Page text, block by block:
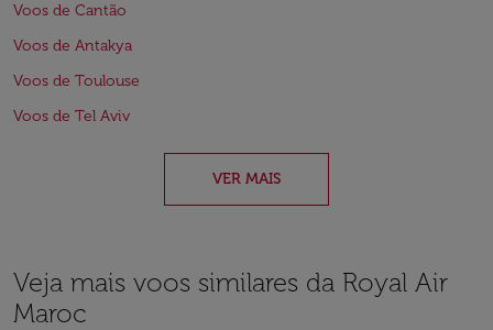
Voos de Cantão
Voos de Antakya
Voos de Toulouse
Voos de Tel Aviv
VER MAIS
Veja mais voos similares da Royal Air
Maroc